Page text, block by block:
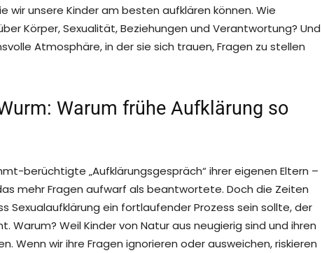
wir unsere Kinder am besten aufklären können. Wie
Körper, Sexualität, Beziehungen und Verantwortung? Und
Atmosphäre, in der sie sich trauen, Fragen zu stellen
Warum frühe Aufklärung so
berüchtigte „Aufklärungsgespräch“ ihrer eigenen Eltern –
mehr Fragen aufwarf als beantwortete. Doch die Zeiten
Sexualaufklärung ein fortlaufender Prozess sein sollte, der
Warum? Weil Kinder von Natur aus neugierig sind und ihren
Wenn wir ihre Fragen ignorieren oder ausweichen, riskieren